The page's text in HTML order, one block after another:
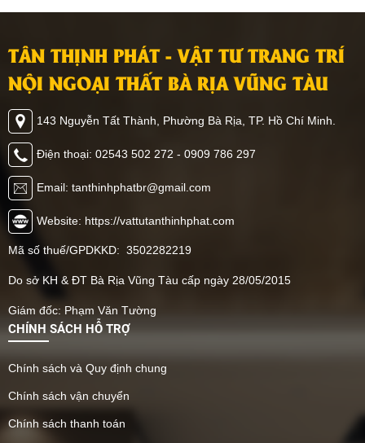
TÂN THỊNH PHÁT - VẬT TƯ TRANG TRÍ
NỘI NGOẠI THẤT BÀ RỊA VŨNG TÀU
143 Nguyễn Tất Thành, Phường Bà Rịa, TP. Hồ Chí Minh.
Điện thoại: 02543 502 272 - 0909 786 297
Email: tanthinhphatbr@gmail.com
Website: https://vattutanthinhphat.com
Mã số thuế/GPDKKD: 3502282219
Do sở KH & ĐT Bà Rịa Vũng Tàu cấp ngày 28/05/2015
Giám đốc: Phạm Văn Tường
CHÍNH SÁCH HỖ TRỢ
Chính sách và Quy định chung
Chính sách vận chuyển
Chính sách thanh toán